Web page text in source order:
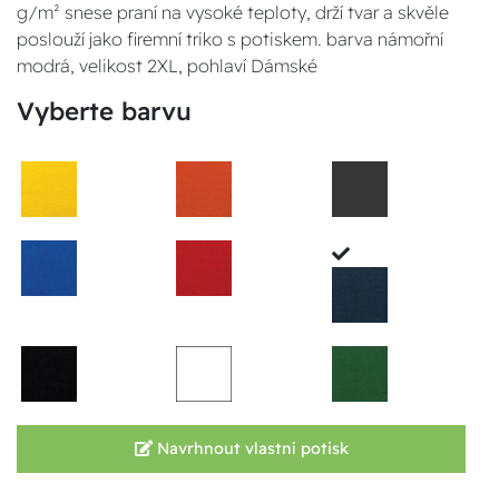
g/m² snese praní na vysoké teploty, drží tvar a skvěle
poslouží jako firemní triko s potiskem. barva námořní
modrá, velikost 2XL, pohlaví Dámské
Vyberte barvu
Navrhnout vlastní potisk